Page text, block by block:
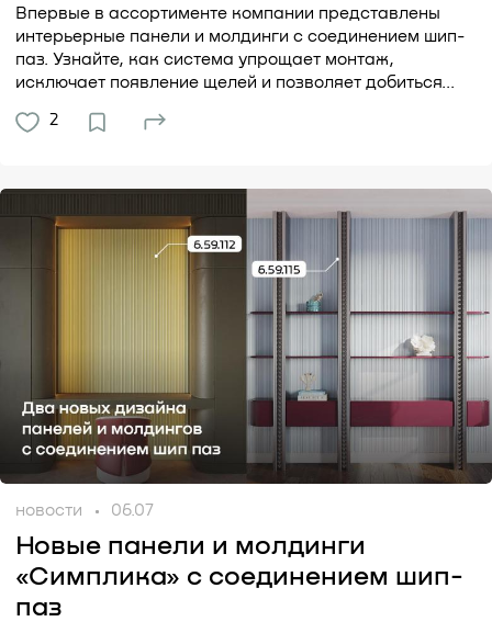
Впервые в ассортименте компании представлены
интерьерные панели и молдинги с соединением шип-
паз. Узнайте, как система упрощает монтаж,
исключает появление щелей и позволяет добиться...
2
новости 06.07
Новые панели и молдинги
«Симплика» с соединением шип-
паз